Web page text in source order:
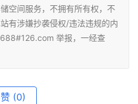
空间服务，不拥有所有权，不
有涉嫌抄袭侵权/违法违规的内
举报，一经查
赞 (0)